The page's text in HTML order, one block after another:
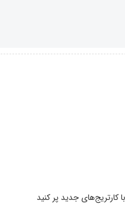
جدید پر کنید